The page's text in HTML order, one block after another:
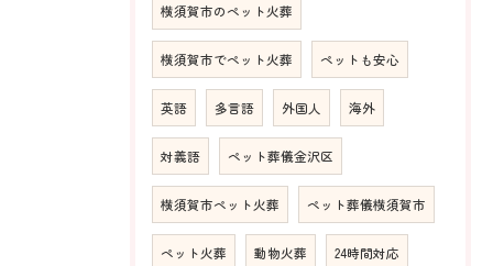
横須賀市のペット火葬
横須賀市でペット火葬 ペットも安心
英語 多言語 外国人 海外
対義語 ペット葬儀金沢区
横須賀市ペット火葬 ペット葬儀横須賀市
ペット火葬 動物火葬 24時間対応